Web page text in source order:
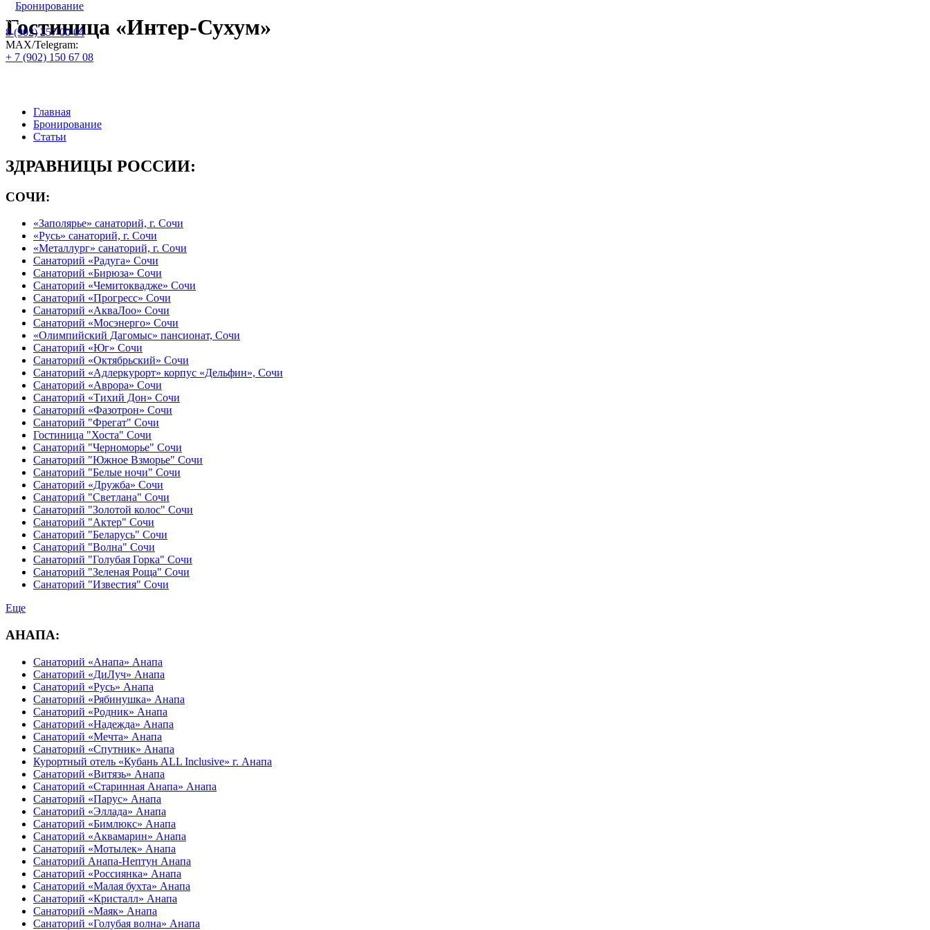
Бронирование
8 (902) 257 00 04
МАХ/Telegram:
+ 7 (902) 150 67 08
Гостиница «Интер-Сухум»
Главная
Бронирование
Статьи
ЗДРАВНИЦЫ РОССИИ:
СОЧИ:
«Заполярье» санаторий, г. Сочи
«Русь» санаторий, г. Сочи
«Металлург» санаторий, г. Сочи
Санаторий «Радуга» Сочи
Санаторий «Бирюза» Сочи
Санаторий «Чемитоквадже» Сочи
Санаторий «Прогресс» Сочи
Санаторий «АкваЛоо» Сочи
Санаторий «Мосэнерго» Сочи
«Олимпийский Дагомыс» пансионат, Сочи
Санаторий «Юг» Сочи
Санаторий «Октябрьский» Сочи
Санаторий «Адлеркурорт» корпус «Дельфин», Сочи
Санаторий «Аврора» Сочи
Санаторий «Тихий Дон» Сочи
Санаторий «Фазотрон» Сочи
Санаторий "Фрегат" Сочи
Гостиница "Хоста" Сочи
Санаторий "Черноморье" Сочи
Санаторий "Южное Взморье" Сочи
Санаторий "Белые ночи" Сочи
Санаторий «Дружба» Сочи
Санаторий "Светлана" Сочи
Санаторий "Золотой колос" Сочи
Санаторий "Актер" Сочи
Санаторий "Беларусь" Сочи
Санаторий "Волна" Сочи
Санаторий "Голубая Горка" Сочи
Санаторий "Зеленая Роща" Сочи
Санаторий "Известия" Сочи
Еще
АНАПА:
Санаторий «Анапа» Анапа
Санаторий «ДиЛуч» Анапа
Санаторий «Русь» Анапа
Санаторий «Рябинушка» Анапа
Санаторий «Родник» Анапа
Санаторий «Надежда» Анапа
Санаторий «Мечта» Анапа
Санаторий «Спутник» Анапа
Курортный отель «Кубань ALL Inclusive» г. Анапа
Санаторий «Витязь» Анапа
Санаторий «Старинная Анапа» Анапа
Санаторий «Парус» Анапа
Санаторий «Эллада» Анапа
Санаторий «Бимлюкс» Анапа
Санаторий «Аквамарин» Анапа
Санаторий «Мотылек» Анапа
Санаторий Анапа-Нептун Анапа
Санаторий «Россиянка» Анапа
Санаторий «Малая бухта» Анапа
Санаторий «Кристалл» Анапа
Санаторий «Маяк» Анапа
Санаторий «Голубая волна» Анапа